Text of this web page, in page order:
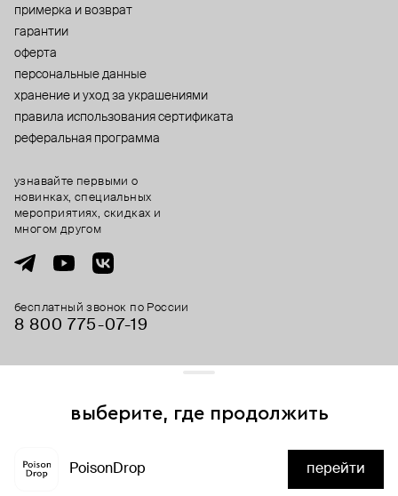
примерка и возврат
гарантии
оферта
персональные данные
хранение и уход за украшениями
правила использования сертификата
реферальная программа
бесплатный звонок по России
8 800 775⁠-07⁠-19
узнавайте первыми о
новинках, специальных
мероприятиях, скидках и
многом другом
выберите, где продолжить
PoisonDrop перейти
и сервисы аналитики. Продолжая его использование,
вы соглашаетесь с нашим